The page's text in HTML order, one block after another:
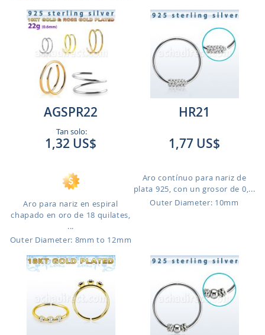
AGSPR22
Tan solo:
1,32 US$
Aro para nariz en espiral
chapado en oro de 18 quilates,
...
Outer Diameter: 8mm to 12mm
HR21
1,77 US$
Aro contínuo para nariz de
plata 925, con un grosor de 0,...
Outer Diameter: 10mm